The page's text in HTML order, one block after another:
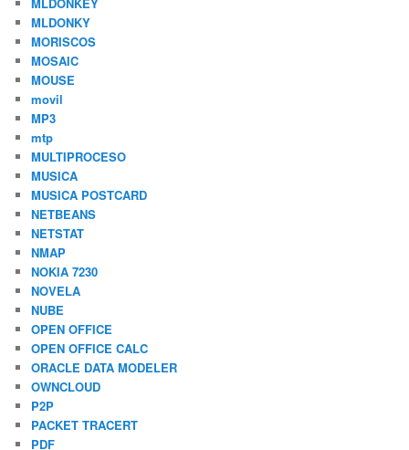
MLDONKEY
MLDONKY
MORISCOS
MOSAIC
MOUSE
movil
MP3
mtp
MULTIPROCESO
MUSICA
MUSICA POSTCARD
NETBEANS
NETSTAT
NMAP
NOKIA 7230
NOVELA
NUBE
OPEN OFFICE
OPEN OFFICE CALC
ORACLE DATA MODELER
OWNCLOUD
P2P
PACKET TRACERT
PDF